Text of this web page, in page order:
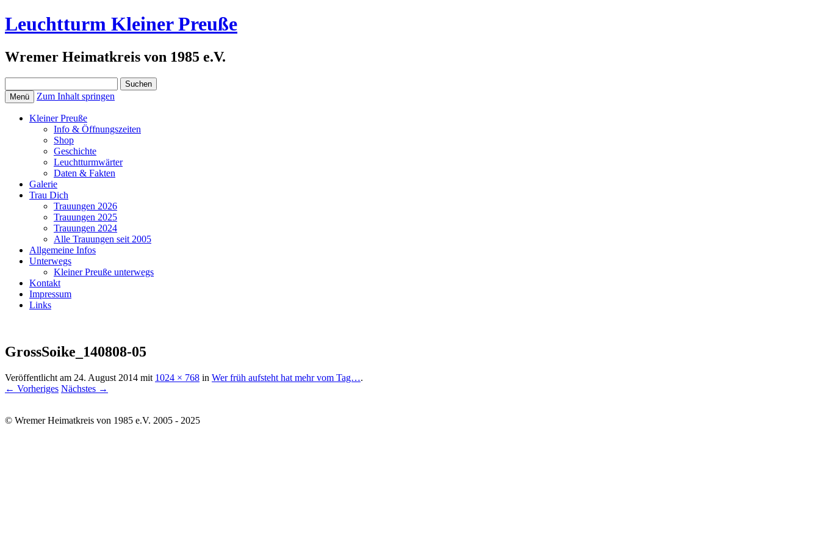
Leuchtturm Kleiner Preuße
Wremer Heimatkreis von 1985 e.V.
nach:
Menü Zum Inhalt springen
Kleiner Preuße
Info & Öffnungszeiten
Shop
Geschichte
Leuchtturmwärter
Daten & Fakten
Galerie
Trau Dich
Trauungen 2026
Trauungen 2025
Trauungen 2024
Alle Trauungen seit 2005
Allgemeine Infos
Unterwegs
Kleiner Preuße unterwegs
Kontakt
Impressum
Links
GrossSoike_140808-05
Veröffentlicht am 24. August 2014 mit 1024 × 768 in Wer früh aufsteht hat mehr vom Tag….
← Vorheriges Nächstes →
© Wremer Heimatkreis von 1985 e.V. 2005 - 2025